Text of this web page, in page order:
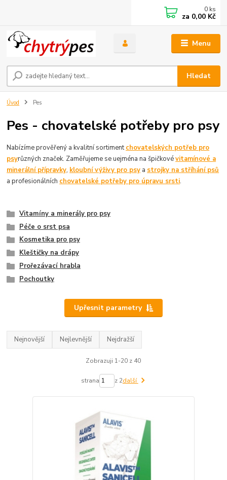
Menu
Hledat
0 ks
za 0,00 Kč
Úvod Pes
Pes - chovatelské potřeby pro psy
Nabízíme prověřený a kvalitní sortimentchovatelských potřeb pro
psyrůzných značek. Zaměřujeme se uejména na špičkovévitamínové a
minerální přípravky, kloubní výživy pro psy a strojky na stříhání psů
a profesionálních chovatelské potřeby pro úpravu srsti.
Vitamíny a minerály pro psy
Péče o srst psa
Kosmetika pro psy
Kleštičky na drápy
Prořezávací hrabla
Pochoutky
Upřesnit parametry
Nejnovější Nejlevnější Nejdražší
Zobrazuji 1-20 z 40
strana z 2další